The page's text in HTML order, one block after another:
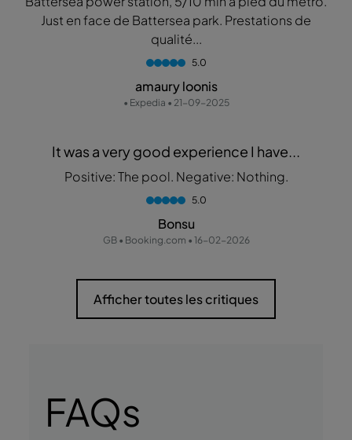
Just en face de Battersea park. Prestations de
qualité...
5.0
amaury loonis
• Expedia • 21-09-2025
It was a very good experience I have...
Positive: The pool. Negative: Nothing.
5.0
Bonsu
GB • Booking.com • 16-02-2026
Afficher toutes les critiques
FAQs